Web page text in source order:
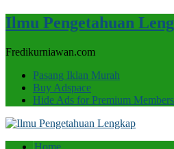
Ilmu Pengetahuan
Fredikurniawan.com
Pasang Iklan Murah
Buy Adspace
Hide Ads for Premium Members
Home